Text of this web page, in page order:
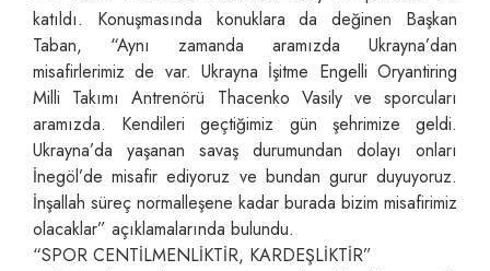
katıldı. Konuşmasında konuklara da değinen Başkan
Taban, “Aynı zamanda aramızda Ukrayna’dan
misafirlerimiz de var. Ukrayna İşitme Engelli Oryantiring
Milli Takımı Antrenörü Thacenko Vasily ve sporcuları
aramızda. Kendileri geçtiğimiz gün şehrimize geldi.
Ukrayna’da yaşanan savaş durumundan dolayı onları
İnegöl’de misafir ediyoruz ve bundan gurur duyuyoruz.
İnşallah süreç normalleşene kadar burada bizim misafirimiz
olacaklar” açıklamalarında bulundu.
“SPOR CENTİLMENLİKTİR, KARDEŞLİKTİR”